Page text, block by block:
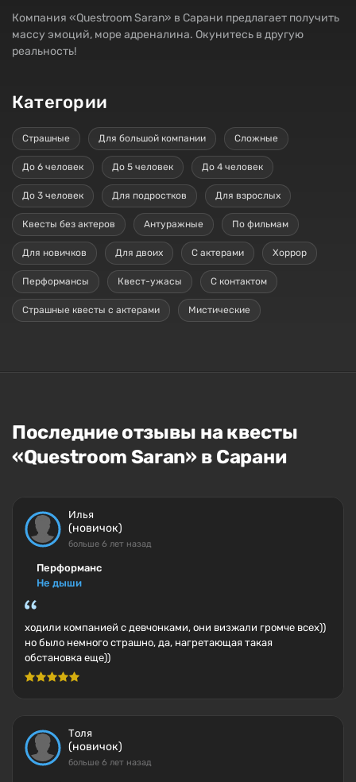
Компания «Questroom Saran» в Сарани предлагает получить
массу эмоций, море адреналина. Окунитесь в другую
реальность!
Категории
Страшные Для большой компании Сложные
До 6 человек До 5 человек До 4 человек
До 3 человек Для подростков Для взрослых
Квесты без актеров Антуражные По фильмам
Для новичков Для двоих С актерами Хоррор
Перформансы Квест-ужасы С контактом
Страшные квесты с актерами Мистические
Последние отзывы на квесты
«Questroom Saran» в Сарани
Илья
(новичок)
больше 6 лет назад
Перформанс
Не дыши
ходили компанией с девчонками, они визжали громче всех))
но было немного страшно, да, нагретающая такая
обстановка еще))
Толя
(новичок)
больше 6 лет назад